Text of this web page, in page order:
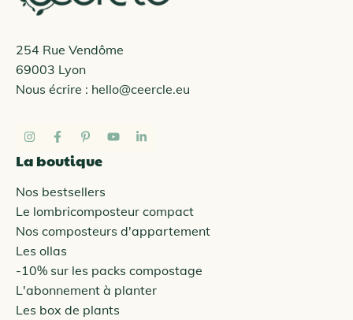
254 Rue Vendôme
69003 Lyon
Nous écrire : hello@ceercle.eu
La boutique
Nos bestsellers
Le lombricomposteur compact
Nos composteurs d'appartement
Les ollas
-10% sur les packs compostage
L'abonnement à planter
Les box de plants